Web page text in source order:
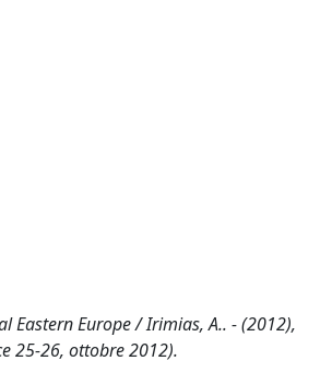
Europe / Irimias, A.. - (2012),
25-26, ottobre 2012).